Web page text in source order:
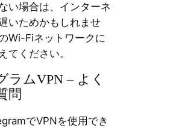
い場合は、インターネ
いためかもしれませ
Wi-Fiネットワークに
てください。
ラムVPN – よく
問
でVPNを使用でき